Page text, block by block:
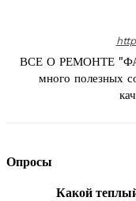
ВСЕ О РЕМОНТЕ
много полезных
Опросы
Какой